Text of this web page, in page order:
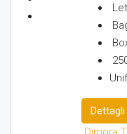
Dettagli